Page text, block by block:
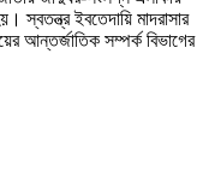
স্বতন্ত্র ইবতেদায়ি মাদরাসার
আন্তর্জাতিক সম্পর্ক বিভাগের